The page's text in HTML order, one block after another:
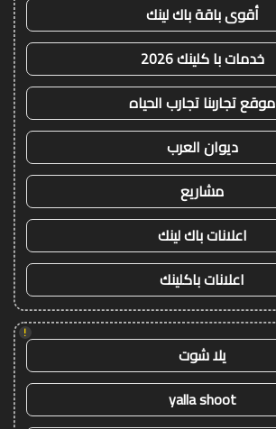
أقوى باقة باك لينك
خدمات با كلينك 2026
موقع تجاربنا تجارب الحياه
ديوان العرب
مشاريع
اعلانات باك لينك
اعلانات باكلينك
!
يلا شوت
yalla shoot